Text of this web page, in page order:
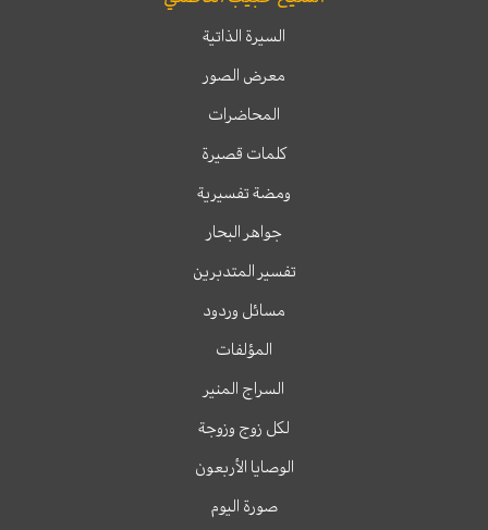
السيرة الذاتية
معرض الصور
المحاضرات
كلمات قصيرة
ومضة تفسيرية
جواهر البحار
تفسير المتدبرين
مسائل وردود
المؤلفات
السراج المنير
لكل زوج وزوجة
الوصايا الأربعون
صورة اليوم